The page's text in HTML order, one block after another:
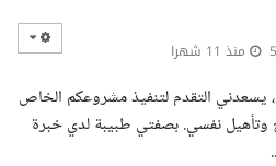
منذ 11 شهرا
يسعدني التقدم لتنفيذ مشروعكم الخاص
وتأهيل نفسي. بصفتي طبيبة لدي خبرة